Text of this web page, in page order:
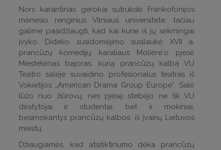
Nors karantinas gerokai sutrukdė Frankofonijos
mėnesio renginius Vilniaus universitete, tačiau
galime pasidžiaugti, kad kai kurie iš jų sėkmingai
įvyko. Didelio susidomėjimo susilaukė XVII a.
prancūzų komedijų karaliaus Molière‘o pjesė
Miestelėnas bajoras, kurią prancūzų kalba VU
Teatro salėje suvaidino profesionalus teatras iš
Vokietijos „American Drama Group Europe“. Salė
lūžo nuo žiūrovų, nes pjesę stebėjo ne tik VU
dėstytojai ir studentai, bet ir mokiniai,
besimokantys prancūzų kalbos, iš įvairių Lietuvos
miestų.
Džiaugiamės, kad atsitiktinumo dėka prancūzų